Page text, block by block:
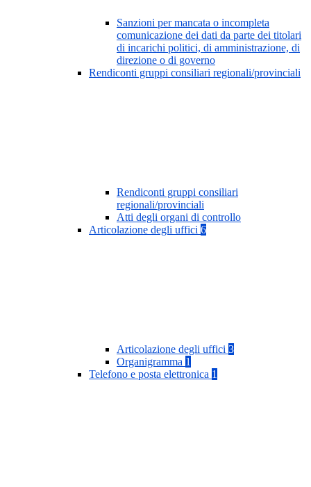
Sanzioni per mancata o incompleta
comunicazione dei dati da parte dei titolari
di incarichi politici, di amministrazione, di
direzione o di governo
Rendiconti gruppi consiliari regionali/provinciali
Rendiconti gruppi consiliari
regionali/provinciali
Atti degli organi di controllo
Articolazione degli uffici 6
Articolazione degli uffici 3
Organigramma 1
Telefono e posta elettronica 1